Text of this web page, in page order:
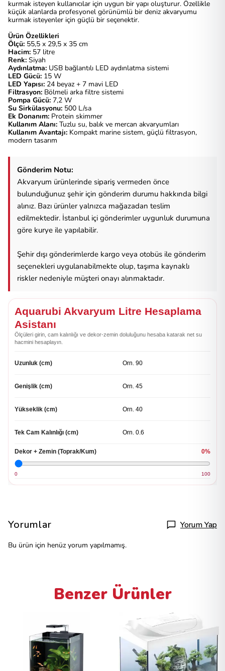
kurmak isteyen kullanıcılar için uygun bir yapı oluşturur. Özellikle
küçük alanlarda profesyonel görünümlü bir deniz akvaryumu
kurmak isteyenler için güçlü bir seçenektir.
Ürün Özellikleri
Ölçü: 55,5 x 29,5 x 35 cm
Hacim: 57 litre
Renk: Siyah
Aydınlatma: USB bağlantılı LED aydınlatma sistemi
LED Gücü: 15 W
LED Yapısı: 24 beyaz + 7 mavi LED
Filtrasyon: Bölmeli arka filtre sistemi
Pompa Gücü: 7,2 W
Su Sirkülasyonu: 500 L/sa
Ek Donanım: Protein skimmer
Kullanım Alanı: Tuzlu su, balık ve mercan akvaryumları
Kullanım Avantajı: Kompakt marine sistem, güçlü filtrasyon,
modern tasarım
Gönderim Notu:
Akvaryum ürünlerinde sipariş vermeden önce
bulunduğunuz şehir için gönderim durumu hakkında bilgi
alınız. Bazı ürünler yalnızca mağazadan teslim
edilmektedir. İstanbul içi gönderimler uygunluk durumuna
göre kurye ile yapılabilir.
Şehir dışı gönderimlerde kargo veya otobüs ile gönderim
seçenekleri uygulanabilmekte olup, taşıma kaynaklı
riskler nedeniyle müşteri onayı alınmaktadır.
Aquarubi Akvaryum Litre Hesaplama
Asistanı
Ölçüleri girin, cam kalınlığı ve dekor-zemin doluluğunu hesaba katarak net su
hacmini hesaplayın.
Uzunluk (cm)
Genişlik (cm)
Yükseklik (cm)
Tek Cam Kalınlığı (cm)
Dekor + Zemin (Toprak/Kum) 0%
0 100
Yorumlar Yorum Yap
Bu ürün için henüz yorum yapılmamış.
Benzer Ürünler